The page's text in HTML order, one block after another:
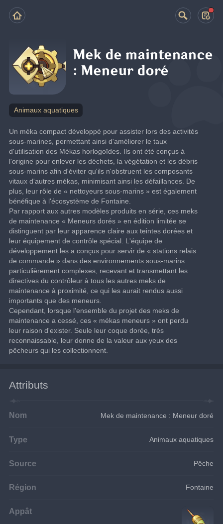
Mek de maintenance
: Meneur doré
Animaux aquatiques
Un méka compact développé pour assister lors des activités
sous-marines, permettant ainsi d'améliorer le taux
d'utilisation des Mékas horlogoïdes. Ils ont été conçus à
l'origine pour enlever les déchets, la végétation et les débris
sous-marins afin d'éviter qu'ils n'obstruent les composants
vitaux d'autres mékas, minimisant ainsi les défaillances. De
plus, leur rôle de « nettoyeurs sous-marins » est également
bénéfique à l'écosystème de Fontaine.
Par rapport aux autres modèles produits en série, ces meks
de maintenance « Meneurs dorés » en édition limitée se
distinguent par leur apparence claire aux teintes dorées et
leur équipement de contrôle spécial. L'équipe de
développement les a conçus pour servir de « stations relais
de commande » dans des environnements sous-marins
particulièrement complexes, recevant et transmettant les
directives du contrôleur à tous les autres meks de
maintenance à proximité, ce qui les aurait rendus aussi
importants que des meneurs.
Cependant, lorsque l'ensemble du projet des meks de
maintenance a cessé, ces « mékas meneurs » ont perdu
leur raison d'exister. Seule leur coque dorée, très
reconnaissable, leur donne de la valeur aux yeux des
pêcheurs qui les collectionnent.
Attributs
Nom Mek de maintenance : Meneur doré
Type Animaux aquatiques
Source Pêche
Région Fontaine
Appât